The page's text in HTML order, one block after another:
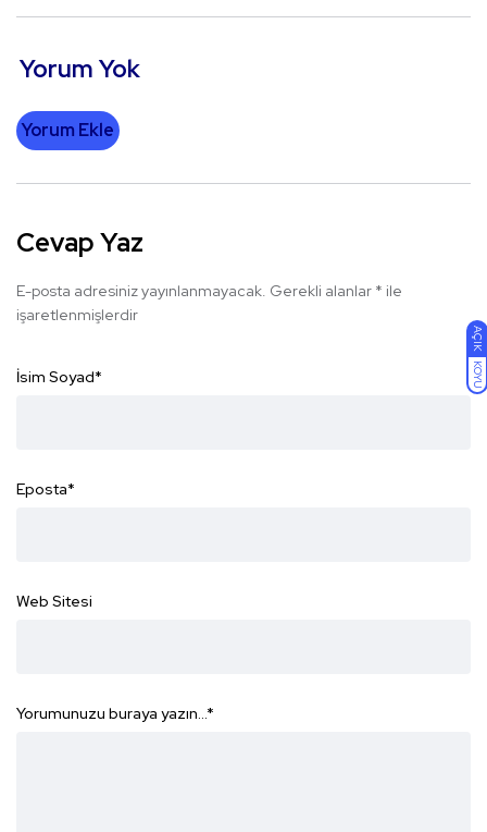
AÇIK
KOYU
Yorum Yok
Yorum Ekle
Cevap Yaz
E-posta adresiniz yayınlanmayacak. Gerekli alanlar * ile
işaretlenmişlerdir
İsim Soyad*
Eposta*
Web Sitesi
Yorumunuzu buraya yazın...*